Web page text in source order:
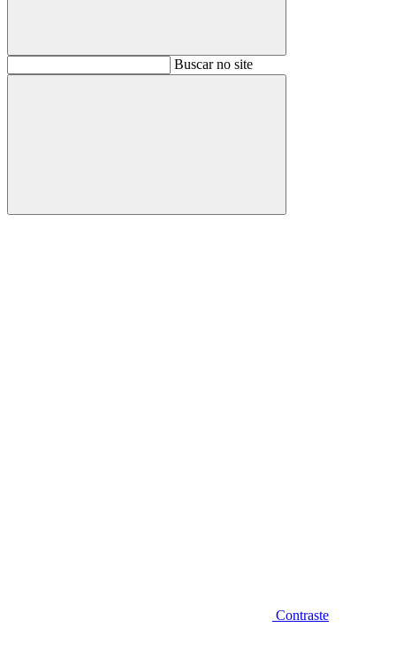
BuscarBuscar no site
Buscar
Contraste